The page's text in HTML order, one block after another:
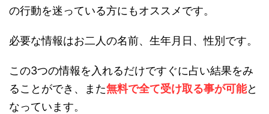
の行動を迷っている方にもオススメです。
必要な情報はお二人の名前、生年月日、性別です。
この3つの情報を入れるだけですぐに占い結果をみ
ることができ、また無料で全て受け取る事が可能と
なっています。